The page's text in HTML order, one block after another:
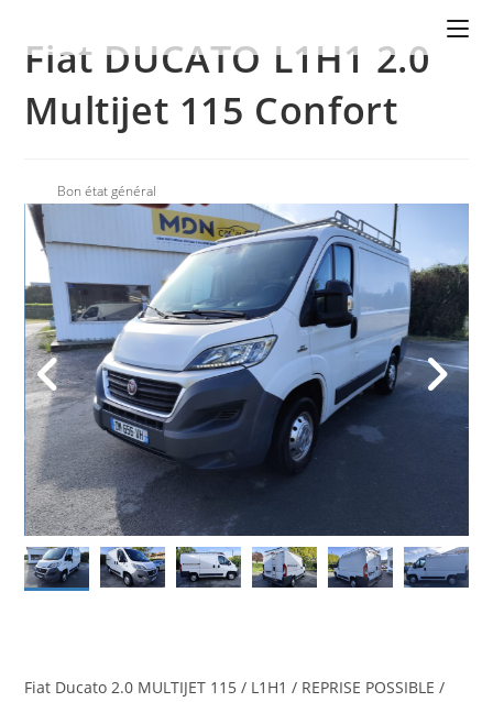
Fiat DUCATO L1H1 2.0
Multijet 115 Confort
Bon état général
Fiat Ducato 2.0 MULTIJET 115 / L1H1 / REPRISE POSSIBLE /